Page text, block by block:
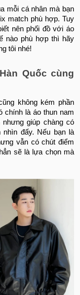
mỗi cá nhân mà bạn
match phù hợp. Tuy
nên phối đồ với áo
nào phù hợp thì hãy
tôi nhé!
Quốc cùng
không kém phần
chính là áo thun nam
giúp chàng có
đấy. Nếu bạn là
vẫn có chút điểm
sẽ là lựa chọn mà